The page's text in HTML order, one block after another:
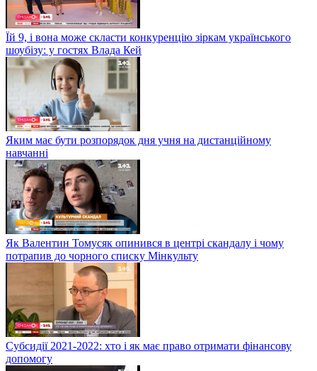
Їй 9, і вона може скласти конкуренцію зіркам українського
шоубізу: у гостях Влада Кей
Яким має бути розпорядок дня учня на дистанційному
навчанні
Як Валентин Томусяк опинився в центрі скандалу і чому
потрапив до чорного списку Мінкульту
Субсидії 2021-2022: хто і як має право отримати фінансову
допомогу